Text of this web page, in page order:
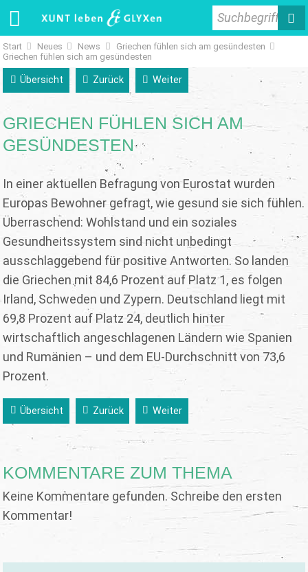
Suchbegriff
Start Neues News
Griechen fühlen sich am gesündesten
Griechen fühlen sich am gesündesten
Übersicht Zurück Weiter
GRIECHEN FÜHLEN SICH AM
GESÜNDESTEN
In einer aktuellen Befragung von Eurostat wurden
Europas Bewohner gefragt, wie gesund sie sich fühlen.
Überraschend: Wohlstand und ein soziales
Gesundheitssystem sind nicht unbedingt
ausschlaggebend für positive Antworten. So landen
die Griechen mit 84,6 Prozent auf Platz 1, es folgen
Irland, Schweden und Zypern. Deutschland liegt mit
69,8 Prozent auf Platz 24, deutlich hinter
wirtschaftlich angeschlagenen Ländern wie Spanien
und Rumänien – und dem EU-Durchschnitt von 73,6
Prozent.
Übersicht Zurück Weiter
KOMMENTARE ZUM THEMA
Keine Kommentare gefunden. Schreibe den ersten
Kommentar!